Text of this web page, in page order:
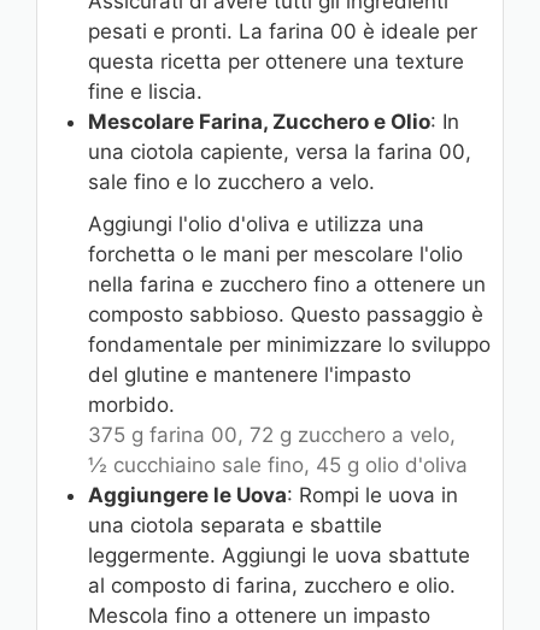
pesati e pronti. La farina 00 è ideale per
questa ricetta per ottenere una texture
fine e liscia.
Mescolare Farina, Zucchero e Olio: In
una ciotola capiente, versa la farina 00,
sale fino e lo zucchero a velo.
Aggiungi l'olio d'oliva e utilizza una
forchetta o le mani per mescolare l'olio
nella farina e zucchero fino a ottenere un
composto sabbioso. Questo passaggio è
fondamentale per minimizzare lo sviluppo
del glutine e mantenere l'impasto
morbido.
375 g farina 00, 72 g zucchero a velo,
½ cucchiaino sale fino, 45 g olio d'oliva
Aggiungere le Uova: Rompi le uova in
una ciotola separata e sbattile
leggermente. Aggiungi le uova sbattute
al composto di farina, zucchero e olio.
Mescola fino a ottenere un impasto